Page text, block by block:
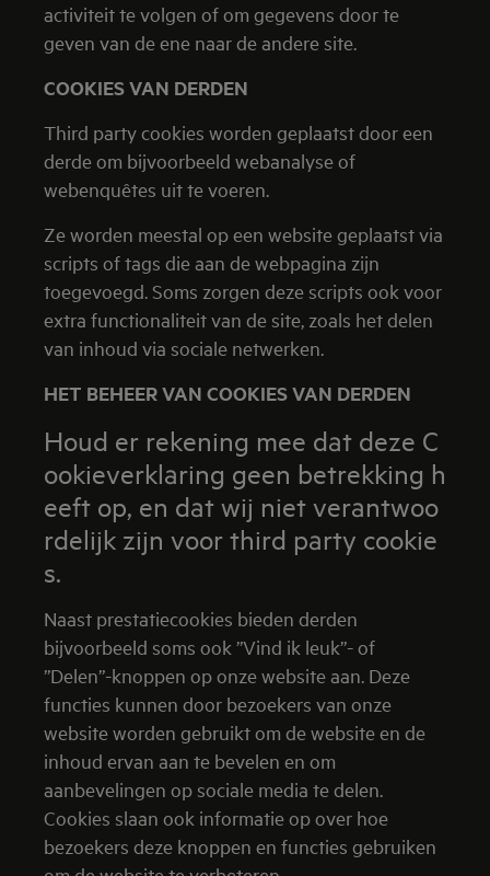
activiteit te volgen of om gegevens door te
geven van de ene naar de andere site.
COOKIES VAN DERDEN
Third party cookies worden geplaatst door een
derde om bijvoorbeeld webanalyse of
webenquêtes uit te voeren.
Ze worden meestal op een website geplaatst via
scripts of tags die aan de webpagina zijn
toegevoegd. Soms zorgen deze scripts ook voor
extra functionaliteit van de site, zoals het delen
van inhoud via sociale netwerken.
HET BEHEER VAN COOKIES VAN DERDEN
Houd er rekening mee dat deze C
ookieverklaring geen betrekking h
eeft op, en dat wij niet verantwoo
rdelijk zijn voor third party cookie
s.
Naast prestatiecookies bieden derden
bijvoorbeeld soms ook ”Vind ik leuk”- of
”Delen”-knoppen op onze website aan. Deze
functies kunnen door bezoekers van onze
website worden gebruikt om de website en de
inhoud ervan aan te bevelen en om
aanbevelingen op sociale media te delen.
Cookies slaan ook informatie op over hoe
bezoekers deze knoppen en functies gebruiken